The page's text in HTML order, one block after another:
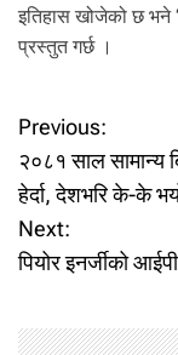
इतिहास खोजेको छ भने
प्रस्तुत गर्छ ।
P
o
s
n
Previous:
२०८१ साल सामान्य
हेर्दा, देशभरि के-के
Next:
पियोर इनर्जीको